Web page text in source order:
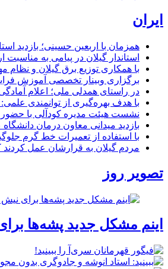
ایران
همزمان با اربعین حسینی؛ بازدید
استاندار گیلان در پیامی به
با همکاری توزیع برق گیلان و
برگزاری وبینار تخصصی آموزش
در راستای همدلی ملی؛ اعلام
با هدف بهره‌گیری از توانمندی
نشست هیئت مدیره کودآلی با حضور
بازدید میدانی معاون درمان
با استفاده از تعمیرات خط گرم جلوگیری بیش از ۱۹ درصدی از اعمال
مردم گیلان به قرارشان عمل کردند كاهش
تصویر روز
اینم مشکل جدید پشه‌ها